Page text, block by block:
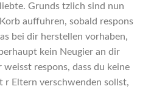
Grunds tzlich sind nun
auffuhren, sobald respons
bei dir herstellen vorhaben,
kein Neugier an dir
respons, dass du keine
r Eltern verschwenden sollst,